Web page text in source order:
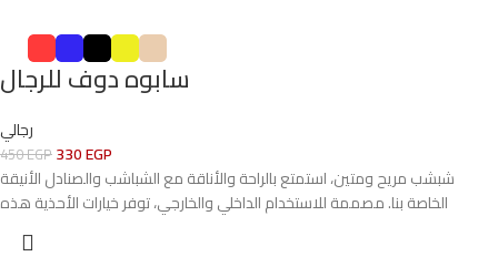
سابوه دوف للرجال
رجالي
450EGP330EGP
شبشب مريح ومتين، استمتع بالراحة والأناقة مع الشباشب والصنادل الأنيقة
الخاصة بنا. مصممة للاستخدام الداخلي والخارجي، توفر خيارات الأحذية هذه